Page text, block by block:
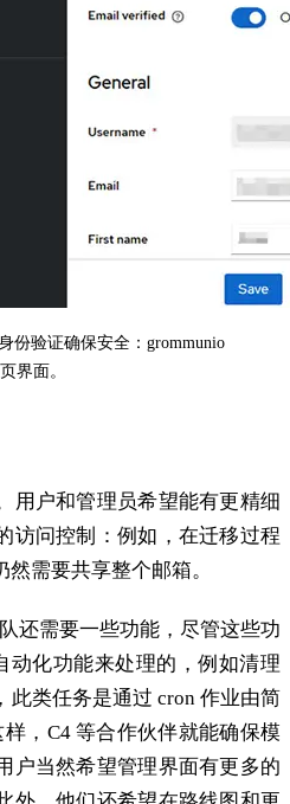
份验证确保安全：grommunio
界面。
用户和管理员希望能有更精细
访问控制：例如，在迁移过程
需要共享整个邮箱。
还需要一些功能，尽管这些功
动化功能来处理的，例如清理
此类任务是通过 cron 作业由简
，C4 等合作伙伴就能确保模
户当然希望管理界面有更多的